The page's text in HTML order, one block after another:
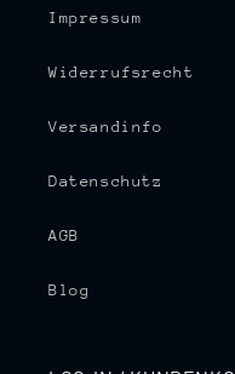
Impressum
Widerrufsrecht
Versandinfo
Datenschutz
AGB
Blog